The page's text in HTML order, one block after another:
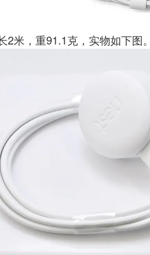
米，重91.1克，实物如下图。